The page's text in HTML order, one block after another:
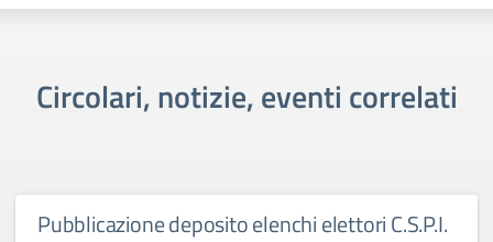
Circolari, notizie, eventi correlati
Pubblicazione deposito elenchi elettori C.S.P.I.